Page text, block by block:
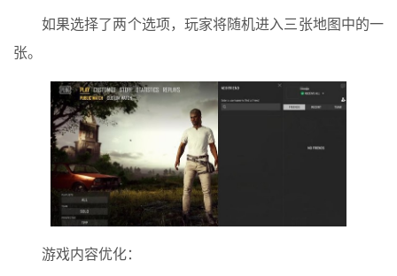
如果选择了两个选项，玩家将随机进入三张地图中的一
张。
游戏内容优化：